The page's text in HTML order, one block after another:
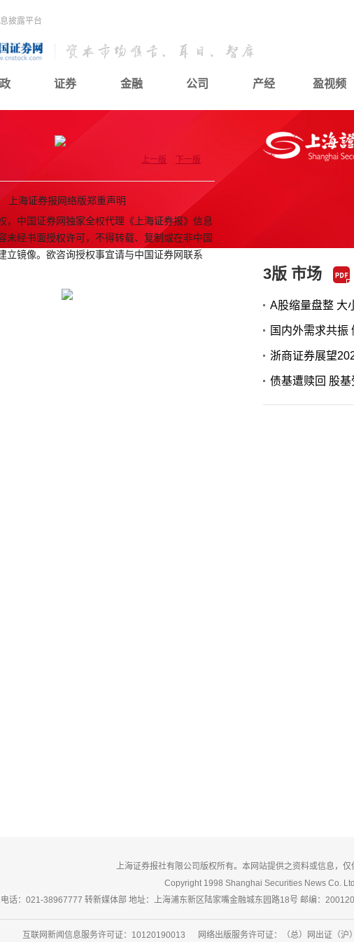
披露平台
证券 金融 公司 产经 盈视频
上一版 下一版
上海证券报网络版郑重声明
，中国证券网独家全权代理《上海证券报》信息
未经书面授权许可，不得转载、复制或在非中国
立镜像。欲咨询授权事宜请与中国证券网联系
3版 市场
A股
债基
上海证券报社有限公司版权所有。本网站提供之资料或信息，仅
Copyright 1998 Shanghai Securities News Co.
话：021-38967777 转新媒体部 地址：上海浦东新区陆家嘴金融城东园路18号 邮编：
互联网新闻信息服务许可证：10120190013 网络出版服务许可证：（总）网出证（